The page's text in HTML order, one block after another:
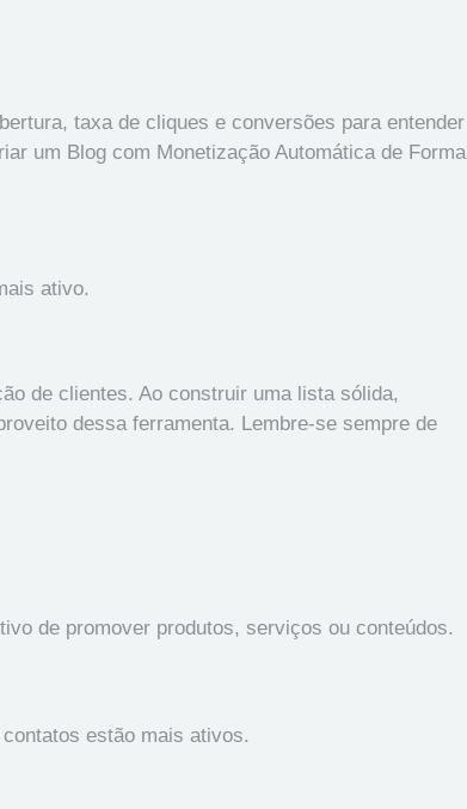
taxa de cliques e conversões para entender
um Blog com Monetização Automática de Forma
ativo.
de clientes. Ao construir uma lista sólida,
dessa ferramenta. Lembre-se sempre de
de promover produtos, serviços ou conteúdos.
estão mais ativos.